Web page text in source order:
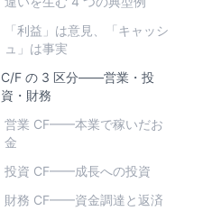
「利益」は意見、「キャッシ
ュ」は事実
C/F の 3 区分——営業・投
資・財務
営業 CF——本業で稼いだお
金
投資 CF——成長への投資
財務 CF——資金調達と返済